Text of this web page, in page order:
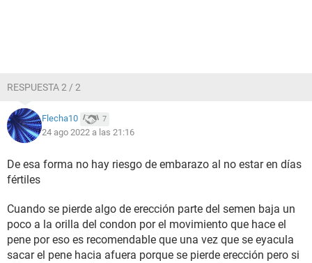
RESPUESTA 2 / 2
Flecha10 7
24 ago 2022 a las 21:16
De esa forma no hay riesgo de embarazo al no estar en días
fértiles
Cuando se pierde algo de erección parte del semen baja un
poco a la orilla del condon por el movimiento que hace el
pene por eso es recomendable que una vez que se eyacula
sacar el pene hacia afuera porque se pierde erección pero si